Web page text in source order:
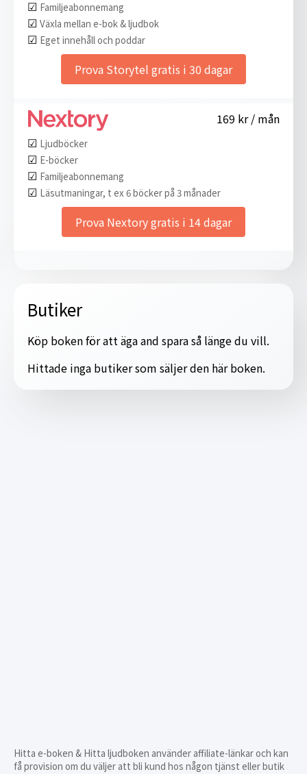
☑︎ Familjeabonnemang
☑︎ Växla mellan e-bok & ljudbok
☑︎ Eget innehåll och poddar
Prova Storytel gratis i 30 dagar
169 kr / mån
☑︎ Ljudböcker
☑︎ E-böcker
☑︎ Familjeabonnemang
☑︎ Läsutmaningar, t ex 6 böcker på 3 månader
Prova Nextory gratis i 14 dagar
Butiker
Köp boken för att äga and spara så länge du vill.
Hittade inga butiker som säljer den här boken.
Hitta e-boken & Hitta ljudboken använder affiliate-länkar och kan
få provision om du väljer att bli kund hos någon tjänst eller butik